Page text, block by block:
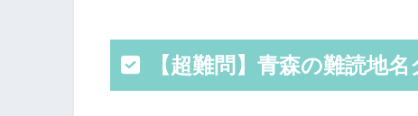
【超難問】青森の難読地